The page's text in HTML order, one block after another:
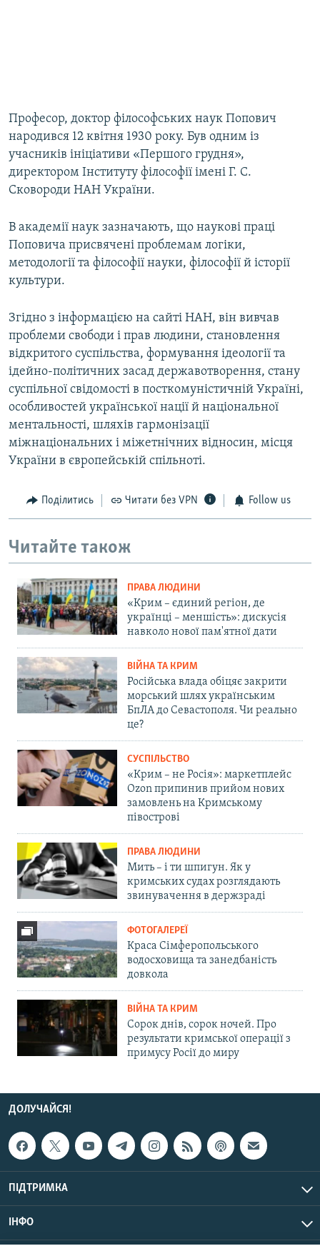
Професор, доктор філософських наук Попович
народився 12 квітня 1930 року. Був одним із
учасників ініціативи «Першого грудня»,
директором Інституту філософії імені Г. С.
Сковороди НАН України.
В академії наук зазначають, що наукові праці
Поповича присвячені проблемам логіки,
методології та філософії науки, філософії й історії
культури.
Згідно з інформацією на сайті НАН, він вивчав
проблеми свободи і прав людини, становлення
відкритого суспільства, формування ідеології та
ідейно-політичних засад державотворення, стану
суспільної свідомості в посткомуністичній Україні,
особливостей української нації й національної
ментальності, шляхів гармонізації
міжнаціональних і міжетнічних відносин, місця
України в європейській спільноті.
Поділитись Читати без VPN Follow us
Читайте також
ПРАВА ЛЮДИНИ
«Крим – єдиний регіон, де
українці – меншість»: дискусія
навколо нової пам'ятної дати
ВІЙНА ТА КРИМ
Російська влада обіцяє закрити
морський шлях українським
БпЛА до Севастополя. Чи реально
це?
СУСПІЛЬСТВО
«Крим – не Росія»: маркетплейс
Ozon припинив прийом нових
замовлень на Кримському
півострові
ПРАВА ЛЮДИНИ
Мить – і ти шпигун. Як у
кримських судах розглядають
звинувачення в держзраді
ФОТОГАЛЕРЕЇ
Краса Сімферопольського
водосховища та занедбаність
довкола
ВІЙНА ТА КРИМ
Сорок днів, сорок ночей. Про
результати кримської операції з
примусу Росії до миру
ДОЛУЧАЙСЯ!
ПІДТРИМКА
ІНФО